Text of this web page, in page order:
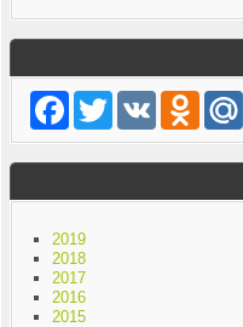
Facebook
TwitterVK
2019
2018
2017
2016
2015